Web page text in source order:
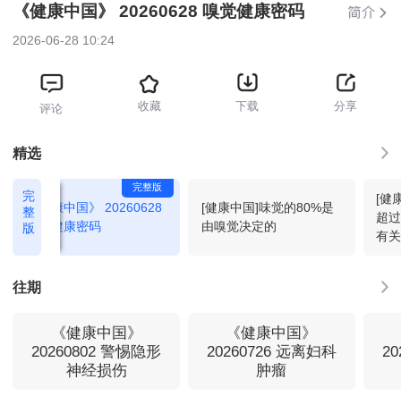
《健康中国》 20260628 嗅觉健康密码
2026-06-28 10:24
评论 收藏 下载 分享
精选
完
整
版
完整版
《健康中国》 20260628
嗅觉健康密码
[健康中国]味觉的80%是
由嗅觉决定的
[健
超
有
往期
《健康中国》
20260802 警惕隐形
神经损伤
《健康中国》
20260726 远离妇科
肿瘤
21:00
21:30 走遍中国-2026-125
22:00 海峡两岸-2026-218
中国新闻